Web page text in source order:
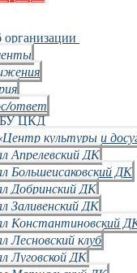
ответ
ЦКД
культуры и
Апрелевский ДК
Большеисаковский ДК
Добринский ДК
Заливенский ДК
Константиновский
Лесновский клуб
Луговской ДК